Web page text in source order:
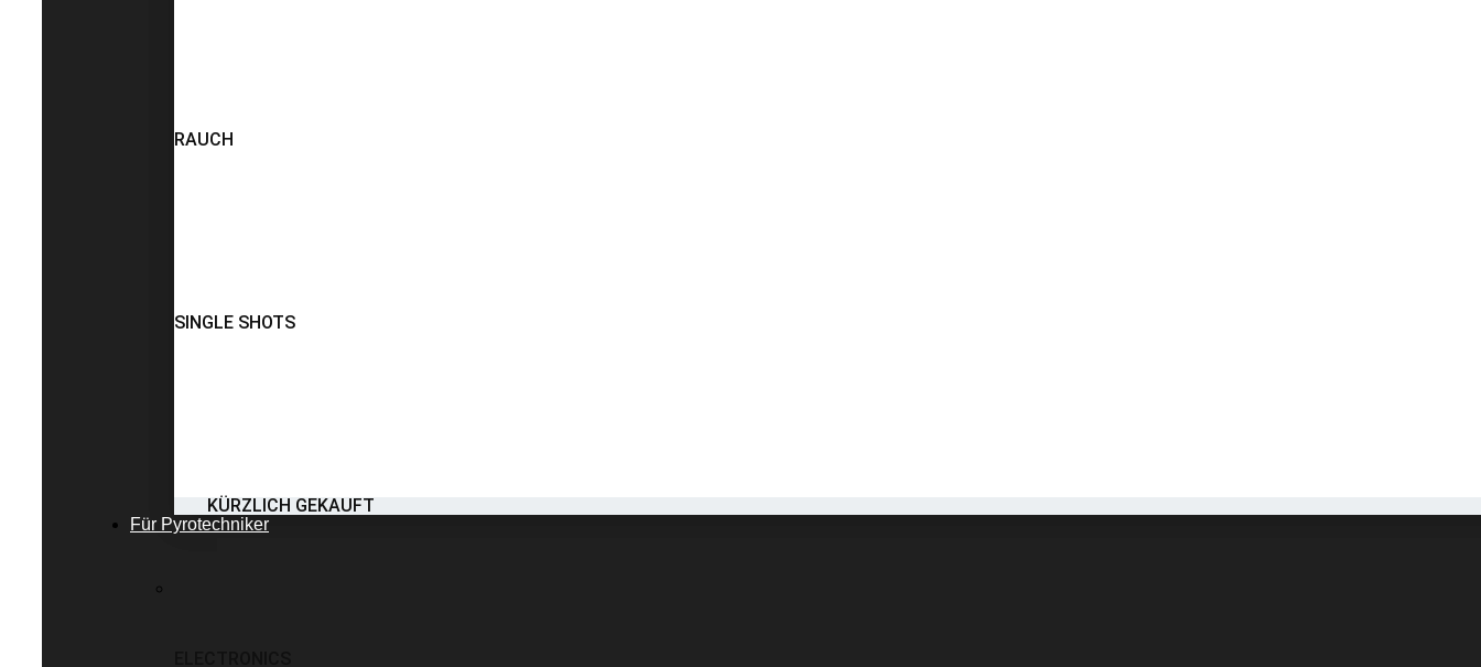
RAUCH
SINGLE SHOTS
KÜRZLICH GEKAUFT
Für Pyrotechniker